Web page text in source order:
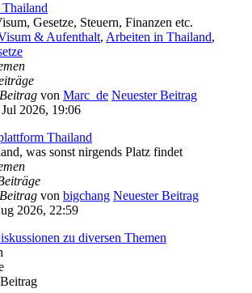
Gesetze, Steuern, Finanzen etc.
& Aufenthalt, Arbeiten in Thailand,
von Marc_de Neuester Beitrag
2026, 19:06
Thailand
was sonst nirgends Platz findet
von bigchang Neuester Beitrag
2026, 22:59
zu diversen Themen